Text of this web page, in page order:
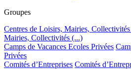
Groupes
Centres de Loisirs, Mairies,
Mairies, Collectivités (...)
Camps de Vacances Ecoles Privées
Privées
Comités d’Entreprises Comités